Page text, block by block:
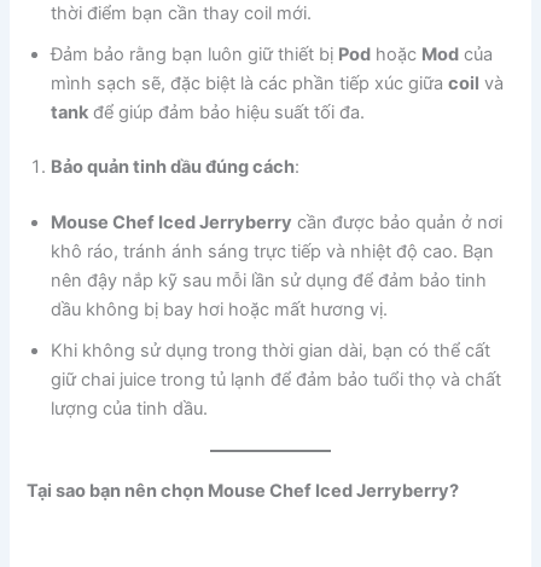
thời điểm bạn cần thay coil mới.
Đảm bảo rằng bạn luôn giữ thiết bị Pod hoặc Mod của
mình sạch sẽ, đặc biệt là các phần tiếp xúc giữacoil và
tank để giúp đảm bảo hiệu suất tối đa.
Bảo quản tinh dầu đúng cách:
Mouse Chef Iced Jerryberry cần được bảo quản ở nơi
khô ráo, tránh ánh sáng trực tiếp và nhiệt độ cao. Bạn
nên đậy nắp kỹ sau mỗi lần sử dụng để đảm bảo tinh
dầu không bị bay hơi hoặc mất hương vị.
Khi không sử dụng trong thời gian dài, bạn có thể cất
giữ chai juice trong tủ lạnh để đảm bảo tuổi thọ và chất
lượng của tinh dầu.
Tại sao bạn nên chọn Mouse Chef Iced Jerryberry?